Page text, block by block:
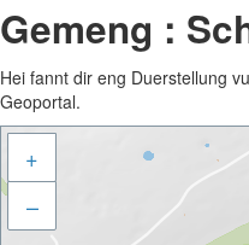
Gemeng :
Hei fannt dir eng Duerstellung
Geoportal.
+
–